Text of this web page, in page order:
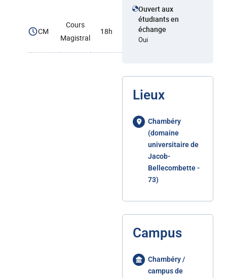
CM
Cours
Magistral
18h
Ouvert aux
étudiants en
échange
Oui
Lieux
Chambéry
(domaine
universitaire de
Jacob-
Bellecombette -
73)
Campus
Chambéry /
campus de